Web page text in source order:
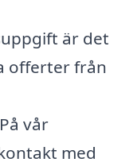
är det
offerter från
vår
med